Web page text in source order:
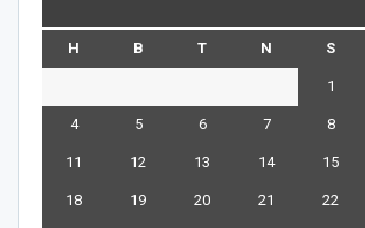
H B T N S
1
4 5 6 7 8
11 12 13 14 15
18 19 20 21 22